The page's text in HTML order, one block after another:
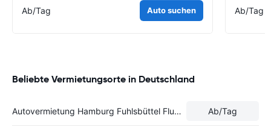
Ab/Tag Auto suchen Ab/Tag
Beliebte Vermietungsorte in Deutschland
Autovermietung Hamburg Fuhlsbüttel Flughafen Ab/Tag